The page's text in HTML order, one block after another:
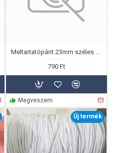
Meltartatópánt 23mm széles homok színben!
790 Ft
Megveszem
Új termék